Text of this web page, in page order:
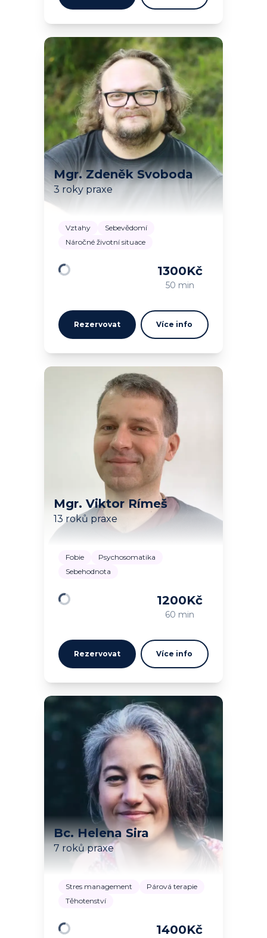
Mgr. Zdeněk Svoboda
3 roky praxe
Vztahy
Sebevědomí
Náročné životní situace
1300Kč
50 min
Rezervovat Více info
Mgr. Viktor Rímeš
13 roků praxe
Fobie
Psychosomatika
Sebehodnota
1200Kč
60 min
Rezervovat Více info
Bc. Helena Sira
7 roků praxe
Stres management
Párová terapie
Těhotenství
1400Kč